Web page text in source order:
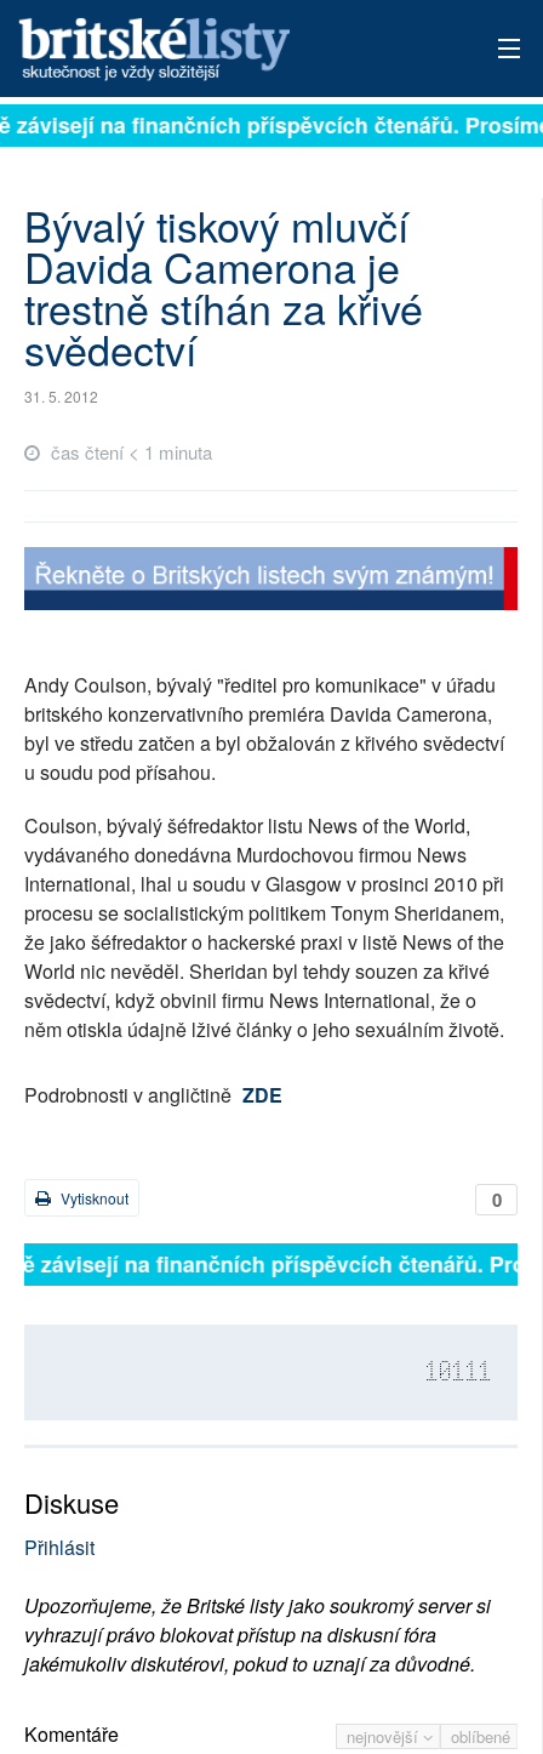
PŘIHLÁSIT
ARCHIV
ROZHOVORY
TÉMATA
NEJČTENĚJŠÍ ZA 7 DNÍ
AUTOŘI
SOCIÁLNÍ SÍTĚ
PLNÁ VERZE STRÁNEK
na finančních příspěvcích čtenářů.
Bývalý tiskový mluvčí
Davida Camerona je
trestně stíhán za křivé
svědectví
31. 5. 2012
čas čtení < 1 minuta
Andy Coulson, bývalý "ředitel pro komunikace" v úřadu
britského konzervativního premiéra Davida Camerona,
byl ve středu zatčen a byl obžalován z křivého svědectví
u soudu pod přísahou.
Coulson, bývalý šéfredaktor listu News of the World,
vydávaného donedávna Murdochovou firmou News
International, lhal u soudu v Glasgow v prosinci 2010 při
procesu se socialistickým politikem Tonym Sheridanem,
že jako šéfredaktor o hackerské praxi v listě News of the
World nic nevěděl. Sheridan byl tehdy souzen za křivé
svědectví, když obvinil firmu News International, že o
něm otiskla údajně lživé články o jeho sexuálním životě.
Podrobnosti v angličtině ZDE
0
Vytisknout
závisejí na finančních příspěvcích čtenářů.
10111
Diskuse
Přihlásit
Upozorňujeme, že Britské listy jako soukromý server si
vyhrazují právo blokovat přístup na diskusní fóra
jakémukoliv diskutérovi, pokud to uznají za důvodné.
nejnovější oblíbené
Komentáře